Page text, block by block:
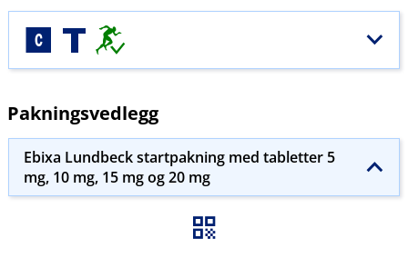
Pakningsvedlegg
Ebixa Lundbeck startpakning med tabletter 5
mg, 10 mg, 15 mg og 20 mg